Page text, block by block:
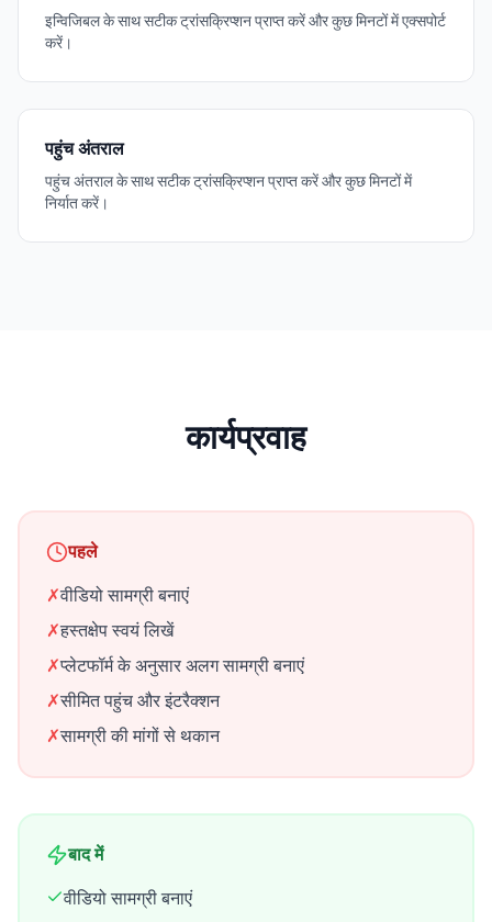
इन्विजिबल के साथ सटीक ट्रांसक्रिप्शन प्राप्त करें और कुछ मिनटों में एक्सपोर्ट
करें।
पहुंच अंतराल
पहुंच अंतराल के साथ सटीक ट्रांसक्रिप्शन प्राप्त करें और कुछ मिनटों में
निर्यात करें।
कार्यप्रवाह
पहले
✗वीडियो सामग्री बनाएं
✗हस्तक्षेप स्वयं लिखें
✗प्लेटफॉर्म के अनुसार अलग सामग्री बनाएं
✗सीमित पहुंच और इंटरैक्शन
✗सामग्री की मांगों से थकान
बाद में
वीडियो सामग्री बनाएं